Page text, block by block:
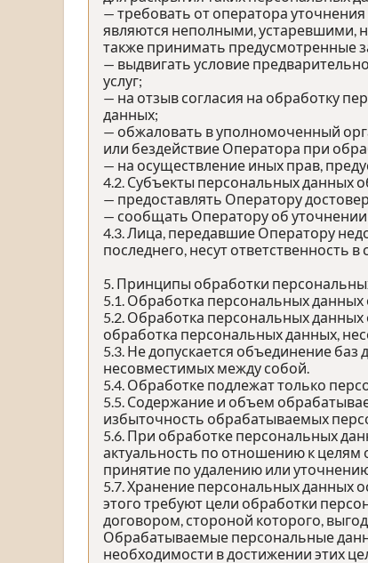
— требовать от оператора
являются неполными, устаревшими,
также принимать предусмотренные
— выдвигать условие
услуг;
— на отзыв согласия на обработку
данных;
— обжаловать в уполномоченный
или бездействие Оператора при
— на осуществление иных прав,
4.2. Субъекты персональных данных
— предоставлять Оператору
— сообщать Оператору об
4.3. Лица, передавшие Оператору
последнего, несут ответственность
5. Принципы обработки
5.1. Обработка персональных
5.2. Обработка персональных
обработка персональных данных,
5.3. Не допускается объединение
несовместимых между собой.
5.4. Обработке подлежат только
5.5. Содержание и объем
избыточность обрабатываемых
5.6. При обработке персональных
актуальность по отношению к
принятие по удалению или
5.7. Хранение персональных данных
этого требуют цели обработки
договором, стороной которого,
Обрабатываемые персональные
необходимости в достижении этих